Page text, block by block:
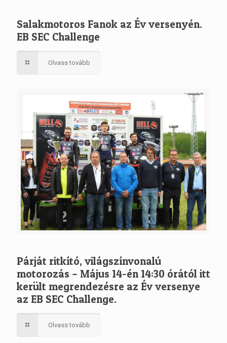
Salakmotoros Fanok az Év versenyén.
EB SEC Challenge
Olvass tovább
Párját ritkító, világszínvonalú
motorozás – Május 14-én 14:30 órától itt
került megrendezésre az Év versenye
az EB SEC Challenge.
Olvass tovább